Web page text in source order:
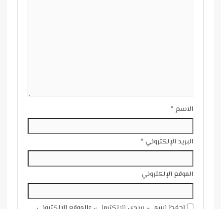
الاسم *
البريد الإلكتروني *
الموقع الإلكتروني